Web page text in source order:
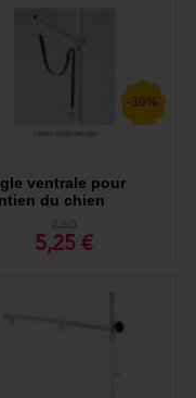
de toilettage pliante ou fixe.
ventrale pour
du chien
-30%
5,25 €